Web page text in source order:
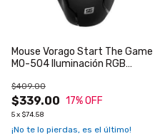
Mouse Vorago Start The Game
MO-504 Iluminación RGB
6400dpi USB Negro
$339.00
$409.00
17% OFF
5x $74.58
¡No te lo pierdas, es el último!